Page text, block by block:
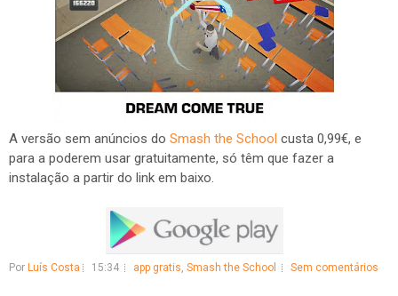
A versão sem anúncios do Smash the School custa 0,99€, e
para a poderem usar gratuitamente, só têm que fazer a
instalação a partir do link em baixo.
Por Luís Costa 15:34 app gratis, Smash the School Sem comentários